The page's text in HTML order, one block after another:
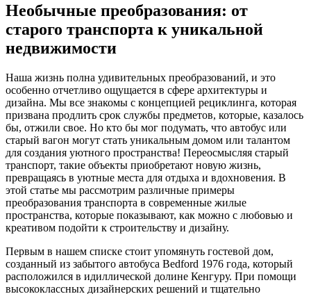
Необычные преобразования: от
старого транспорта к уникальной
недвижимости
Наша жизнь полна удивительных преобразований, и это
особенно отчетливо ощущается в сфере архитектуры и
дизайна. Мы все знакомы с концепцией рециклинга, которая
призвана продлить срок службы предметов, которые, казалось
бы, отжили свое. Но кто бы мог подумать, что автобус или
старый вагон могут стать уникальным домом или талантом
для создания уютного пространства! Переосмысляя старый
транспорт, такие объекты приобретают новую жизнь,
превращаясь в уютные места для отдыха и вдохновения. В
этой статье мы рассмотрим различные примеры
преобразования транспорта в современные жилые
пространства, которые показывают, как можно с любовью и
креативом подойти к строительству и дизайну.
Первым в нашем списке стоит упомянуть гостевой дом,
созданный из забытого автобуса Bedford 1976 года, который
расположился в идиллической долине Кенгуру. При помощи
высококлассных дизайнерских решений и тщательно